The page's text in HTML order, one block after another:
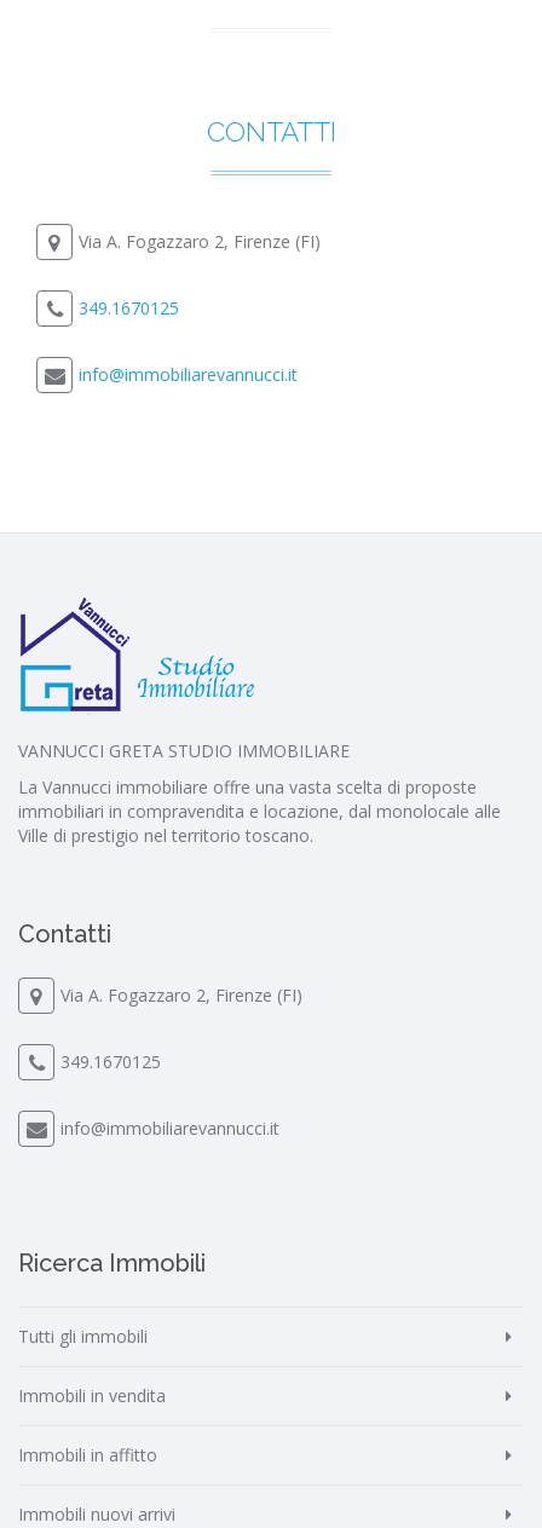
CONTATTI
Via A. Fogazzaro 2, Firenze (FI)
349.1670125
info@immobiliarevannucci.it
VANNUCCI GRETA STUDIO IMMOBILIARE
La Vannucci immobiliare offre una vasta scelta di proposte
immobiliari in compravendita e locazione, dal monolocale alle
Ville di prestigio nel territorio toscano.
Contatti
Via A. Fogazzaro 2, Firenze (FI)
349.1670125
info@immobiliarevannucci.it
Ricerca Immobili
Tutti gli immobili
Immobili in vendita
Immobili in affitto
Immobili nuovi arrivi